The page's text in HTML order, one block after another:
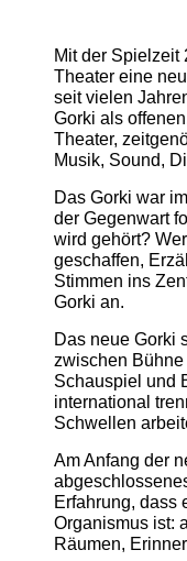
Mit der Spielzeit
Theater eine
seit vielen
Gorki als
Theater,
Musik, Sound,
Das Gorki war
der Gegenwart
wird gehört?
geschaffen,
Stimmen ins
Gorki an.
Das neue Gorki
zwischen
Schauspiel und
international
Schwellen
Am Anfang der
Erfahrung, dass
Organismus ist:
Räumen,